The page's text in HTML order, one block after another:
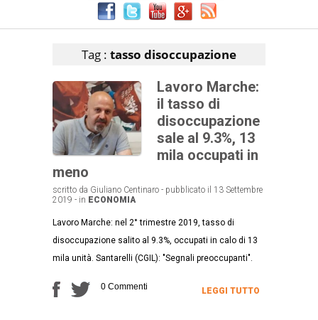
Tag : tasso disoccupazione
Lavoro Marche:
il tasso di
disoccupazione
sale al 9.3%, 13
mila occupati in
meno
scritto da Giuliano Centinaro - pubblicato il 13 Settembre
2019 - in ECONOMIA
Lavoro Marche: nel 2° trimestre 2019, tasso di
disoccupazione salito al 9.3%, occupati in calo di 13
mila unità. Santarelli (CGIL): "Segnali preoccupanti".
0 Commenti LEGGI TUTTO